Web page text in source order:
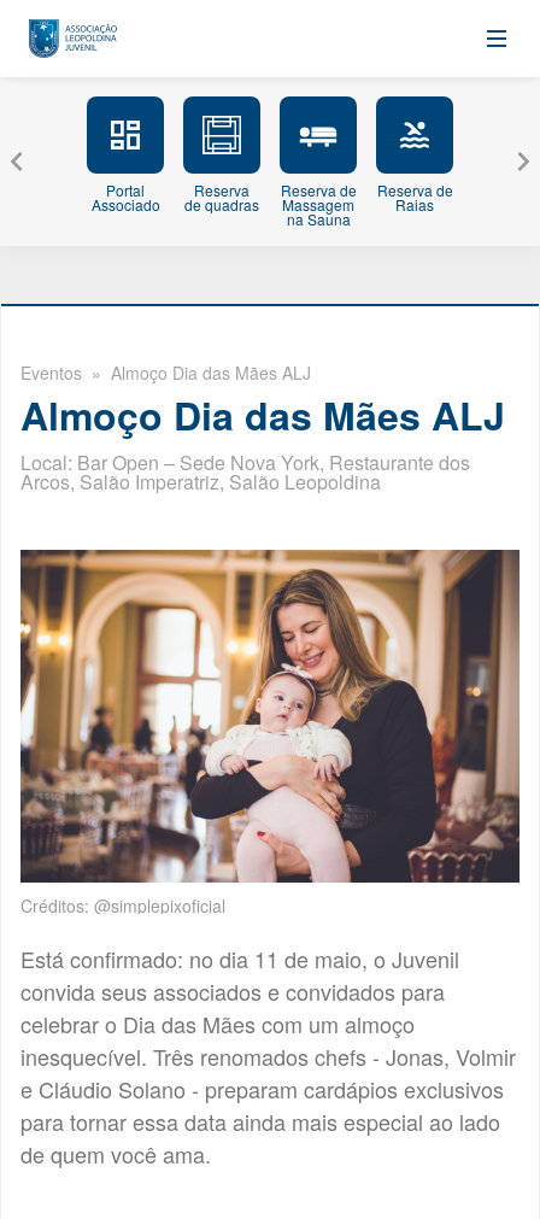
Portal
Associado
Reserva
de quadras
Reserva de
Massagem
na Sauna
Reserva de
Raias
Eventos » Almoço Dia das Mães ALJ
Almoço Dia das Mães ALJ
Local: Bar Open – Sede Nova York, Restaurante dos
Arcos, Salão Imperatriz, Salão Leopoldina
Créditos: @simplepixoficial
Está confirmado: no dia 11 de maio, o Juvenil
convida seus associados e convidados para
celebrar o Dia das Mães com um almoço
inesquecível. Três renomados chefs - Jonas, Volmir
e Cláudio Solano - preparam cardápios exclusivos
para tornar essa data ainda mais especial ao lado
de quem você ama.